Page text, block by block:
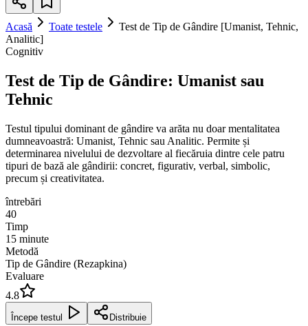
Acasă Toate testele
Test de Tip de Gândire [Umanist, Tehnic,
Analitic]
Cognitiv
Test de Tip de Gândire: Umanist sau
Tehnic
Testul tipului dominant de gândire va arăta nu doar mentalitatea
dumneavoastră: Umanist, Tehnic sau Analitic. Permite și
determinarea nivelului de dezvoltare al fiecăruia dintre cele patru
tipuri de bază ale gândirii: concret, figurativ, verbal, simbolic,
precum și creativitatea.
întrebări
40
Timp
15 minute
Metodă
Tip de Gândire (Rezapkina)
Evaluare
4.8
Începe testul Distribuie